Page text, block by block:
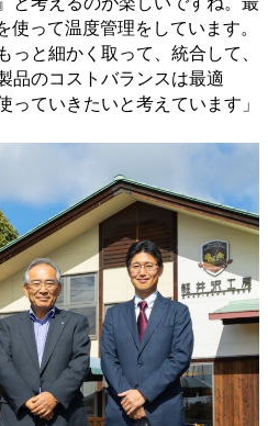
って温度管理をしています。
っと細かく取って、統合して、
品のコストバランスは最適
っていきたいと考えています」